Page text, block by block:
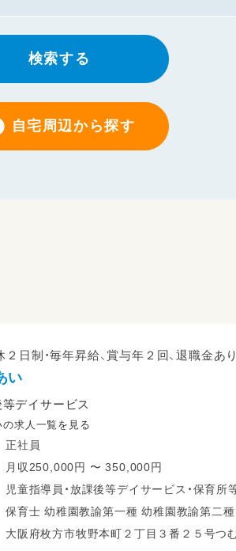
検索する
自宅周辺から探す
２日制・毎年昇給、賞与年２回、退職金あり
い
デイサービス
求人一覧を見る
正社員
月収250,000円 〜 350,000円
児童指導員・放課後等デイサービス・保育所
としてのお仕事をお願いします。
保育士 幼稚園教諭第一種 幼稚園教諭第二種 無資格 放課後児童支援員・指導員（学童）
児童発達支援管理責任者 サービス管理責任者 正看護師 准看護師 養護教諭免許 高等
大阪府枚方市牧野本町２丁目３番２５号つむぎあい 京阪本線 牧野駅